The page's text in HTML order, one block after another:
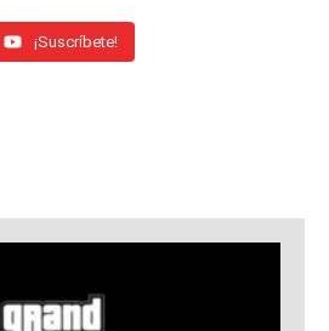
¡Suscríbete!